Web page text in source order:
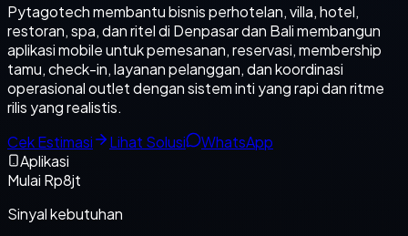
Pytagotech membantu bisnis perhotelan, villa, hotel,
restoran, spa, dan ritel di Denpasar dan Bali membangun
aplikasi mobile untuk pemesanan, reservasi, membership
tamu, check-in, layanan pelanggan, dan koordinasi
operasional outlet dengan sistem inti yang rapi dan ritme
rilis yang realistis.
Cek Estimasi
Lihat Solusi
WhatsApp
Aplikasi
Mulai Rp8jt
Sinyal kebutuhan